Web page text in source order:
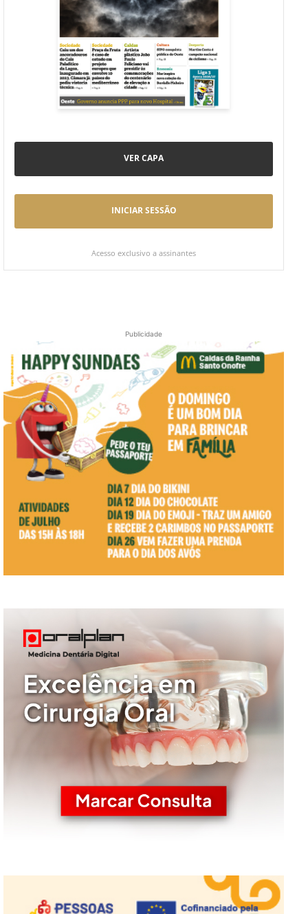
VER CAPA
INICIAR SESSÃO
Acesso exclusivo a assinantes
Publicidade